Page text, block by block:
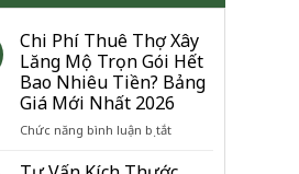
Chi Phí Thuê Thợ Xây
Lăng Mộ Trọn Gói Hết
Bao Nhiêu Tiền? Bảng
Giá Mới Nhất 2026
Chức năng bình luận bị tắtở
Phí